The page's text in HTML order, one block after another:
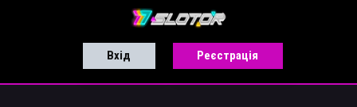
Вхід Реєстрація